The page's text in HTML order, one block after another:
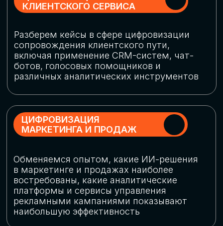
СКАЧАТЬ ПРОГРАММУ
СПИКЕРЫ
СТАТЬ СПИКЕРОМ
В конференции участвовали более 120 спикеров